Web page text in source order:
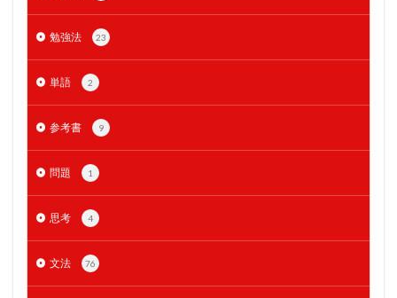
勉強法 23
単語 2
参考書 9
問題 1
思考 4
文法 76